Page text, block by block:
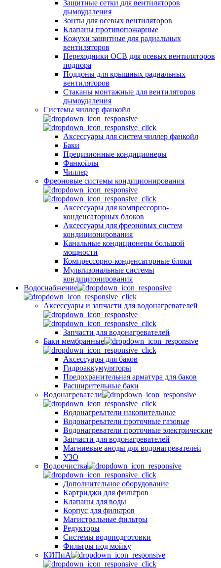
Защитные сетки для вентиляторов
дымоудаления
Зонты для осевых вентиляторов
Клапаны противопожарные
Кожухи защитные для радиальных
вентиляторов
Переходники ОСВ для осевых вентиляторов
подпора
Поддоны для крышных радиальных
вентиляторов
Стаканы монтажные для вентиляторов
дымоудаления
Системы чиллер фанкойл
Аксессуары для систем чиллер фанкойл
Баки
Прецизионные кондиционеры
Фанкойлы
Чиллер
Фреоновые системы кондиционирования
Аксессуары для компрессорно-
конденсаторных блоков
Аксессуары для фреоновых систем
кондиционирования
Канальные кондиционеры большой
мощности
Компрессорно-конденсаторные блоки
Мультизональные системы
кондиционирования
Водоснабжение
Аксессуары и запчасти для водонагревателей
Запчасти для водонагревателей
Баки мембранные
Аксессуары для баков
Гидроаккумуляторы
Предохранительная арматура для баков
Расширительные баки
Водонагреватели
Водонагреватели накопительные
Водонагреватели проточные газовые
Водонагреватели проточные электрические
Запчасти для водонагревателей
Магниевые аноды для водонагревателей
УЗО
Водоочистка
Дополнительное оборудование
Картриджи для фильтров
Клапаны для воды
Корпус для фильтров
Магистральные фильтры
Редукторы
Системы водоподготовки
Фильтры под мойку
КИПиА